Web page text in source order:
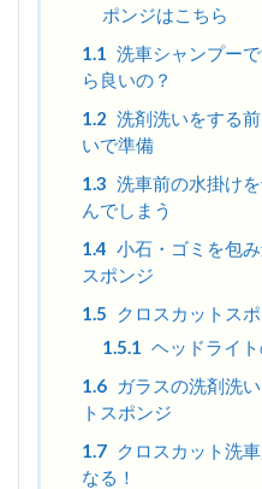
ポンジはこちら
1.1 洗車シャンプー
ら良いの？
1.2 洗剤洗いをする
いで準備
1.3 洗車前の水掛け
んでしまう
1.4 小石・ゴミを包
スポンジ
1.5
クロスカットス
1.5.1 ヘッドライ
1.6 ガラスの洗剤洗
トスポンジ
1.7 クロスカット洗
なる！